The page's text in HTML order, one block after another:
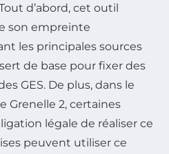
d’abord, cet outil
son empreinte
les principales sources
de base pour fixer des
GES. De plus, dans le
Grenelle 2, certaines
légale de réaliser ce
peuvent utiliser ce